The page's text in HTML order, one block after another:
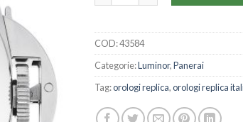
COD:43584
Categorie:Luminor,Panerai
Tag:orologi replica,orologi replica